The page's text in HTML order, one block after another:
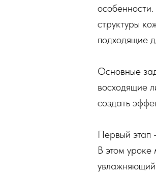
структуры
подходящие
Основные
восходящие
создать
Первый этап
В этом
увлажняющий